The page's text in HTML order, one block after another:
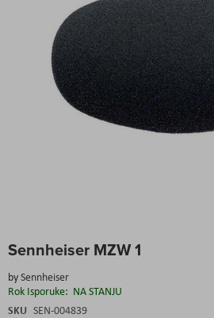
Sennheiser MZW 1
bySennheiser
Rok Isporuke: NA STANJU
SKU SEN-004839
to
beginning
of
the